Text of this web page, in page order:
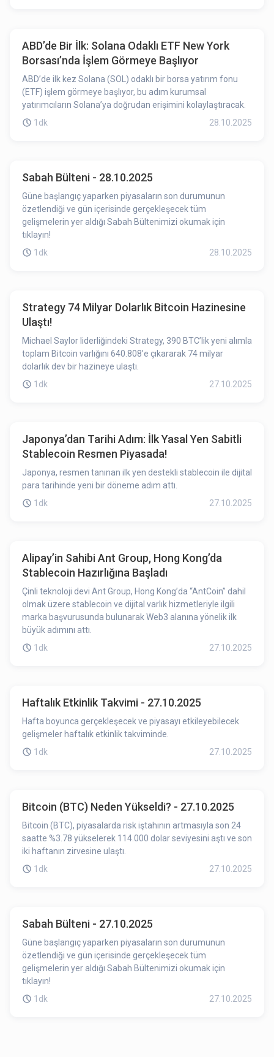
ABD’de Bir İlk: Solana Odaklı ETF New York
Borsası’nda İşlem Görmeye Başlıyor
ABD’de ilk kez Solana (SOL) odaklı bir borsa yatırım fonu
(ETF) işlem görmeye başlıyor, bu adım kurumsal
yatırımcıların Solana’ya doğrudan erişimini kolaylaştıracak.
1dk
28.10.2025
Sabah Bülteni - 28.10.2025
Güne başlangıç yaparken piyasaların son durumunun
özetlendiği ve gün içerisinde gerçekleşecek tüm
gelişmelerin yer aldığı Sabah Bültenimizi okumak için
tıklayın!
1dk
28.10.2025
Strategy 74 Milyar Dolarlık Bitcoin Hazinesine
Ulaştı!
Michael Saylor liderliğindeki Strategy, 390 BTC’lik yeni alımla
toplam Bitcoin varlığını 640.808’e çıkararak 74 milyar
dolarlık dev bir hazineye ulaştı.
1dk
27.10.2025
Japonya’dan Tarihi Adım: İlk Yasal Yen Sabitli
Stablecoin Resmen Piyasada!
Japonya, resmen tanınan ilk yen destekli stablecoin ile dijital
para tarihinde yeni bir döneme adım attı.
1dk
27.10.2025
Alipay’in Sahibi Ant Group, Hong Kong’da
Stablecoin Hazırlığına Başladı
Çinli teknoloji devi Ant Group, Hong Kong’da “AntCoin” dahil
olmak üzere stablecoin ve dijital varlık hizmetleriyle ilgili
marka başvurusunda bulunarak Web3 alanına yönelik ilk
büyük adımını attı.
1dk
27.10.2025
Haftalık Etkinlik Takvimi - 27.10.2025
Hafta boyunca gerçekleşecek ve piyasayı etkileyebilecek
gelişmeler haftalık etkinlik takviminde.
1dk
27.10.2025
Bitcoin (BTC) Neden Yükseldi? - 27.10.2025
Bitcoin (BTC), piyasalarda risk iştahının artmasıyla son 24
saatte %3.78 yükselerek 114.000 dolar seviyesini aştı ve son
iki haftanın zirvesine ulaştı.
1dk
27.10.2025
Sabah Bülteni - 27.10.2025
Güne başlangıç yaparken piyasaların son durumunun
özetlendiği ve gün içerisinde gerçekleşecek tüm
gelişmelerin yer aldığı Sabah Bültenimizi okumak için
tıklayın!
1dk
27.10.2025